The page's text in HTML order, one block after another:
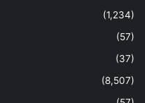
(1,234)
(57)
(37)
(8,507)